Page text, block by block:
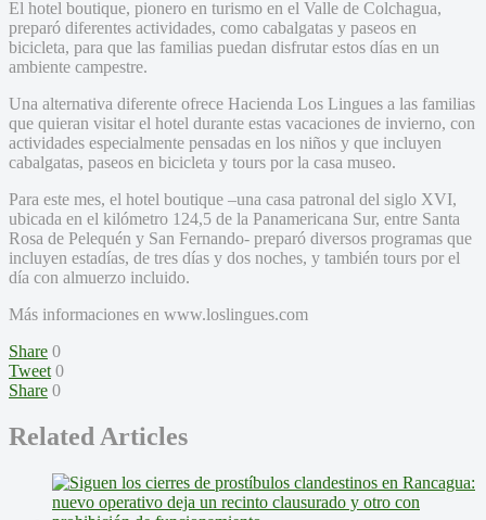
El hotel boutique, pionero en turismo en el Valle de Colchagua,
preparó diferentes actividades, como cabalgatas y paseos en
bicicleta, para que las familias puedan disfrutar estos días en un
ambiente campestre.
Una alternativa diferente ofrece Hacienda Los Lingues a las familias
que quieran visitar el hotel durante estas vacaciones de invierno, con
actividades especialmente pensadas en los niños y que incluyen
cabalgatas, paseos en bicicleta y tours por la casa museo.
Para este mes, el hotel boutique –una casa patronal del siglo XVI,
ubicada en el kilómetro 124,5 de la Panamericana Sur, entre Santa
Rosa de Pelequén y San Fernando- preparó diversos programas que
incluyen estadías, de tres días y dos noches, y también tours por el
día con almuerzo incluido.
Más informaciones en www.loslingues.com
Share 0
Tweet 0
Share 0
Related Articles